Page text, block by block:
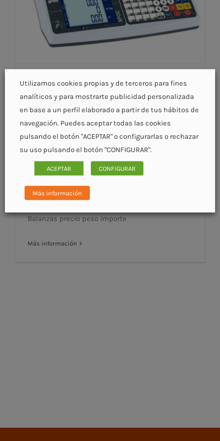
Balanzas precio peso
importe Fuerteventura
Categorías:
Fuerteventura
| Etiquetas:pesaje comercial
Fuerteventura,Balanzas Fuerteventura,Balanza precio
peso importe Fuerteventura,Balanzas precio peso
importe Fuerteventura
En Acco contamos con una amplia oferta de
Balanzas precio peso importe
Más información
Utilizamos cookies propias y de terceros para fines
analíticos y para mostrarte publicidad personalizada
en base a un perfil elaborado a partir de tus hábitos de
navegación. Puedes aceptar todas las cookies
pulsando el botón "ACEPTAR" o configurarlas o rechazar
su uso pulsando el botón "CONFIGURAR".
ACEPTAR CONFIGURAR
Más información